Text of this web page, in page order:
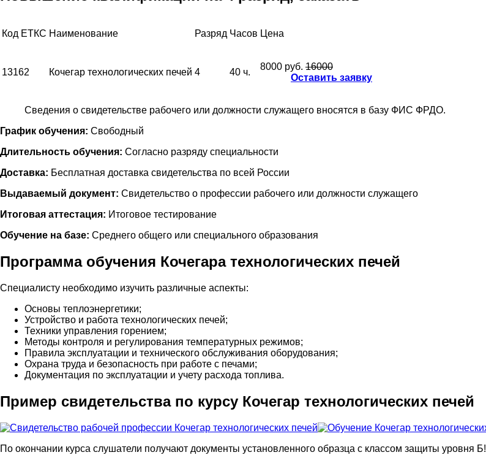
Код ЕТКС Наименование Разряд Часов Цена
13162 Кочегар технологических печей 4 40 ч.
8000 руб. 16000
Оставить заявку
Сведения о свидетельстве рабочего или должности служащего вносятся в базу ФИС ФРДО.
График обучения: Свободный
Длительность обучения: Согласно разряду специальности
Доставка: Бесплатная доставка свидетельства по всей России
Выдаваемый документ: Свидетельство о профессии рабочего или должности служащего
Итоговая аттестация: Итоговое тестирование
Обучение на базе: Среднего общего или специального образования
Программа обучения Кочегара технологических печей
Специалисту необходимо изучить различные аспекты:
Основы теплоэнергетики;
Устройство и работа технологических печей;
Техники управления горением;
Методы контроля и регулирования температурных режимов;
Правила эксплуатации и технического обслуживания оборудования;
Охрана труда и безопасность при работе с печами;
Документация по эксплуатации и учету расхода топлива.
Пример свидетельства по курсу Кочегар технологических печей
По окончании курса слушатели получают документы установленного образца с классом защиты уровня Б!